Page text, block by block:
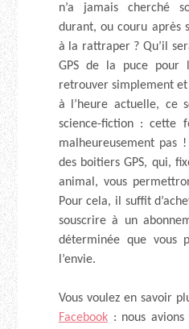
n’a jamais cherché
durant, ou couru après
à la rattraper ? Qu’il
GPS de la puce pour
retrouver simplement
à l’heure actuelle, ce
science-fiction : cette
malheureusement pas
des boitiers GPS, qui,
animal, vous
Pour cela, il suffit
souscrire à un
déterminée que vous
l’envie.
Vous voulez en savoir
Facebook: nous avions